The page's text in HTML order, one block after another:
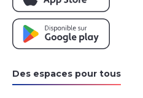
Des espaces pour tous